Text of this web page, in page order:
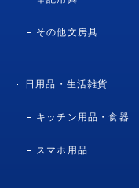
その他文房具
日用品・生活雑貨
キッチン用品・食器
スマホ用品